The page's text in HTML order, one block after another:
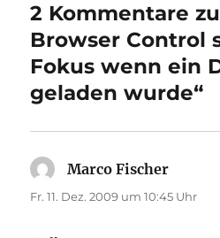
2 Kommentare
Browser Control
Fokus wenn ein
geladen wurde“
Marco Fischer
Fr. 11. Dez. 2009 um 10:45 Uhr